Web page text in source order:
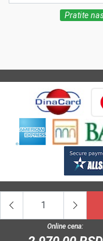
Online cena:
Pratite